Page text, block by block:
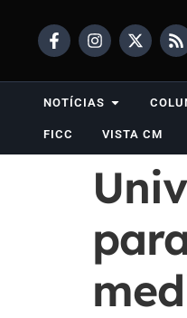
NOTÍCIAS
FICC VISTA CM